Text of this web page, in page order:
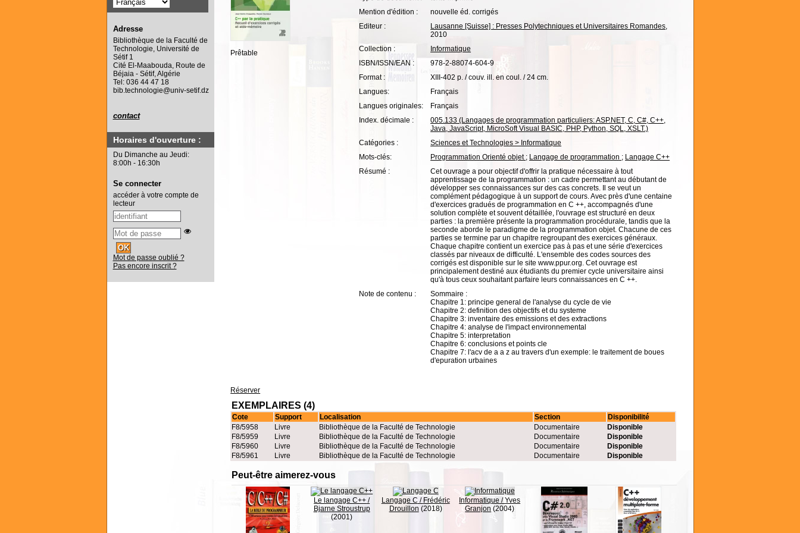
Prêtable
Mention d'édition :
nouvelle éd. corrigés
Editeur :
Lausanne [Suisse] : Presses Polytechniques et Universitaires Romandes,
2010
Collection :
Informatique
ISBN/ISSN/EAN :
978-2-88074-604-9
Format :
XIII-402 p. / couv. ill. en coul. / 24 cm.
Langues:
Français
Langues originales:
Français
Index. décimale :
005.133 (Langages de programmation particuliers: ASP.NET, C, C#, C++,
Java, JavaScript, MicroSoft Visual BASIC, PHP, Python, SQL, XSLT.)
Catégories :
Sciences et Technologies > Informatique
Mots-clés:
Programmation Orienté objet ; Langage de programmation ; Langage C++
Résumé :
Cet ouvrage a pour objectif d'offrir la pratique nécessaire à tout
apprentissage de la programmation : un cadre permettant au débutant de
développer ses connaissances sur des cas concrets. Il se veut un
complément pédagogique à un support de cours. Avec près d'une centaine
d'exercices gradués de programmation en C ++, accompagnés d'une
solution complète et souvent détaillée, l'ouvrage est structuré en deux
parties : la première présente la programmation procédurale, tandis que la
seconde aborde le paradigme de la programmation objet. Chacune de ces
parties se termine par un chapitre regroupant des exercices généraux.
Chaque chapitre contient un exercice pas à pas et une série d'exercices
classés par niveaux de difficulté. L'ensemble des codes sources des
corrigés est disponible sur le site www.ppur.org. Cet ouvrage est
principalement destiné aux étudiants du premier cycle universitaire ainsi
qu'à tous ceux souhaitant parfaire leurs connaissances en C ++.
Note de contenu :
Sommaire :
Chapitre 1: principe general de l'analyse du cycle de vie
Chapitre 2: definition des objectifs et du systeme
Chapitre 3: inventaire des emissions et des extractions
Chapitre 4: analyse de l'impact environnemental
Chapitre 5: interpretation
Chapitre 6: conclusions et points cle
Chapitre 7: l'acv de a a z au travers d'un exemple: le traitement de boues
d'epuration urbaines
Réserver
EXEMPLAIRES (4)
Cote Support Localisation Section
Disponibilité
F8/5958
Livre Bibliothèque de la Faculté de Technologie Documentaire
Disponible
F8/5959
Livre Bibliothèque de la Faculté de Technologie Documentaire
Disponible
F8/5960
Livre Bibliothèque de la Faculté de Technologie Documentaire
Disponible
F8/5961
Livre Bibliothèque de la Faculté de Technologie Documentaire Disponible
Peut-être aimerez-vous
Le langage C++ /
Bjarne Stroustrup
(2001)
Langage C / Frédéric
Drouillon (2018)
Informatique /Yves
Granjon (2004)
Adresse
Bibliothèque de la Faculté de
Technologie, Université de
Sétif 1
Cité El-Maabouda, Route de
Béjaia - Sétif, Algérie
Tel: 036 44 47 18
bib.technologie@univ-setif.dz
contact
Horaires d'ouverture :
Du Dimanche au Jeudi:
8:00h - 16:30h
Se connecter
accéder à votre compte de
lecteur
Mot de passe oublié ?
Pas encore inscrit ?